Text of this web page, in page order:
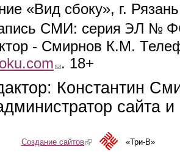
«Вид сбоку», г.
СМИ: серия ЭЛ №
- Смирнов К.М.
(link sends e-mail)
. 18+
Константин
сайта
Создание сайтов(link is external)«Три-В»